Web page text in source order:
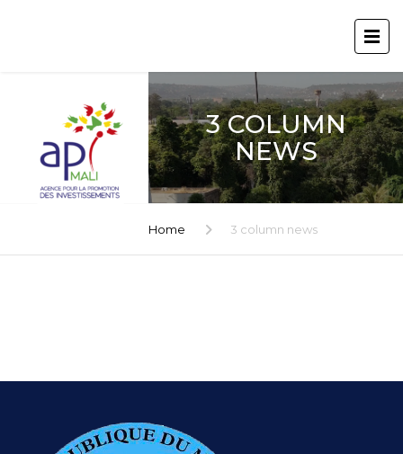
3 COLUMN
NEWS
Home 3 column news